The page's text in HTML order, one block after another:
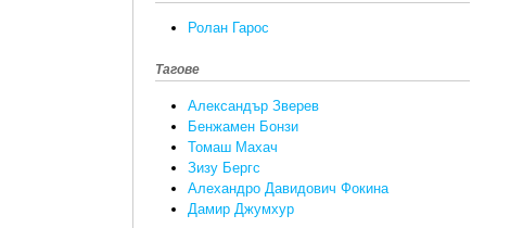
Ролан Гарос
Тагове
Александър Зверев
Бенжамен Бонзи
Томаш Махач
Зизу Бергс
Алехандро Давидович Фокина
Дамир Джумхур